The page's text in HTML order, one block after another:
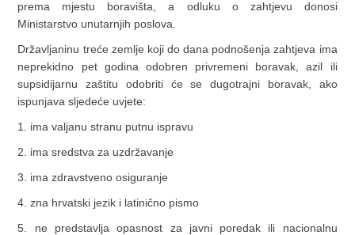
prema mjestu boravišta, a odluku o zahtjevu donosi
Ministarstvo unutarnjih poslova.
Državljaninu treće zemlje koji do dana podnošenja zahtjeva ima
neprekidno pet godina odobren privremeni boravak, azil ili
supsidijarnu zaštitu odobriti će se dugotrajni boravak, ako
ispunjava sljedeće uvjete:
1. ima valjanu stranu putnu ispravu
2. ima sredstva za uzdržavanje
3. ima zdravstveno osiguranje
4. zna hrvatski jezik i latinično pismo
5. ne predstavlja opasnost za javni poredak ili nacionalnu